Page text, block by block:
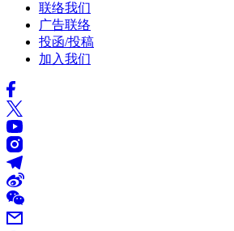
联络我们
广告联络
投函/投稿
加入我们